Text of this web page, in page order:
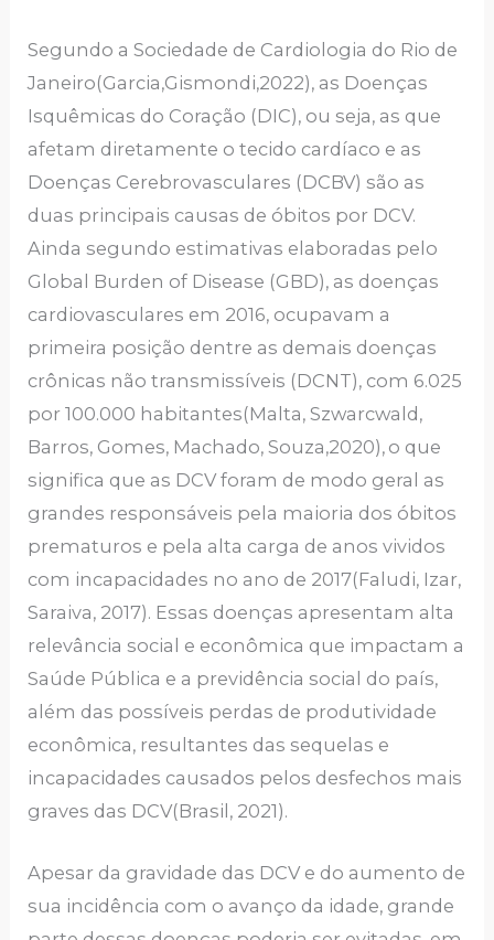
Segundo a Sociedade de Cardiologia do Rio de
Janeiro(Garcia,Gismondi,2022), as Doenças
Isquêmicas do Coração (DIC), ou seja, as que
afetam diretamente o tecido cardíaco e as
Doenças Cerebrovasculares (DCBV) são as
duas principais causas de óbitos por DCV.
Ainda segundo estimativas elaboradas pelo
Global Burden of Disease (GBD), as doenças
cardiovasculares em 2016, ocupavam a
primeira posição dentre as demais doenças
crônicas não transmissíveis (DCNT), com 6.025
por 100.000 habitantes(Malta, Szwarcwald,
Barros, Gomes, Machado, Souza,2020), o que
significa que as DCV foram de modo geral as
grandes responsáveis pela maioria dos óbitos
prematuros e pela alta carga de anos vividos
com incapacidades no ano de 2017(Faludi, Izar,
Saraiva, 2017). Essas doenças apresentam alta
relevância social e econômica que impactam a
Saúde Pública e a previdência social do país,
além das possíveis perdas de produtividade
econômica, resultantes das sequelas e
incapacidades causados pelos desfechos mais
graves das DCV(Brasil, 2021).
Apesar da gravidade das DCV e do aumento de
sua incidência com o avanço da idade, grande